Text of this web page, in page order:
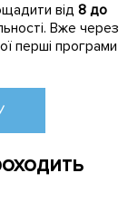
від 8 до
Вже через
перші програми